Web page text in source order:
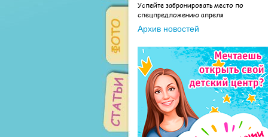
Успейте забронировать место по
спецпредложению апреля
Архив новостей